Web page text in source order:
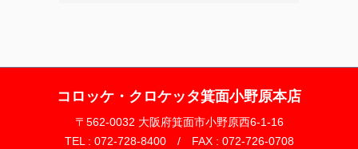
コロッケ・クロケッタ箕面小野原本店
〒562-0032 大阪府箕面市小野原西6-1-16
TEL : 072-728-8400 / FAX : 072-726-0708